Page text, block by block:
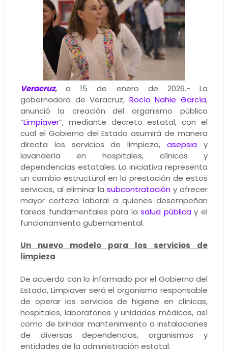
Veracruz,a 15 de enero de 2026.- La
gobernadora de Veracruz, Rocío Nahle García,
anunció la creación del organismo público
“Limpiaver”, mediante decreto estatal, con el
cual el Gobierno del Estado asumirá de manera
directa los servicios de limpieza,asepsia y
lavandería en hospitales, clínicas y
dependencias estatales. La iniciativa representa
un cambio estructural en la prestación de estos
servicios, al eliminar lasubcontratación y ofrecer
mayor certeza laboral a quienes desempeñan
tareas fundamentales para lasalud públicay el
funcionamiento gubernamental.
Un nuevo modelo para los servicios de
limpieza
De acuerdo con lo informado por el Gobierno del
Estado, Limpiaver será el organismo responsable
de operar los servicios de higiene en clínicas,
hospitales, laboratorios y unidades médicas, así
como de brindar mantenimiento a instalaciones
de diversas dependencias, organismos y
entidades de la administración estatal.